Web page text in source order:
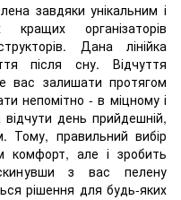
завдяки унікальним і
організаторів
Дана лінійка
після сну. Відчуття
вас залишати протягом
непомітно - в міцному і
день прийдешній,
Тому, правильний вибір
комфорт, але і зробить
з вас пелену
рішення для будь-яких